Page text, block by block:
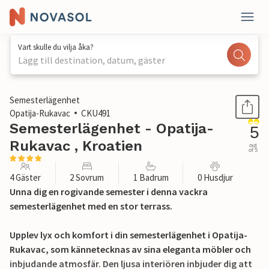
Vart skulle du vilja åka?
Lägg till destination, datum, gäster
1 / 35
Semesterlägenhet
Opatija-Rukavac
CKU491
Semesterlägenhet - Opatija-
Rukavac , Kroatien
5
out
of 5
4 Gäster 2 Sovrum 1 Badrum 0 Husdjur
Unna dig en rogivande semester i denna vackra
semesterlägenhet med en stor terrass.
Upplev lyx och komfort i din semesterlägenhet i Opatija-
Rukavac, som kännetecknas av sina eleganta möbler och
inbjudande atmosfär. Den ljusa interiören inbjuder dig att